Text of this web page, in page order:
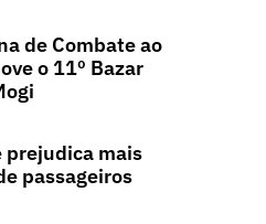
de Combate ao
o 11º Bazar
prejudica mais
passageiros